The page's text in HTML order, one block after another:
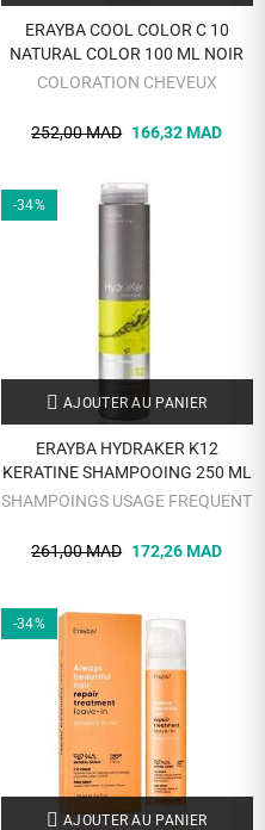
ERAYBA COOL COLOR C 10
NATURAL COLOR 100 ML NOIR
COLORATION CHEVEUX
252,00 MAD 166,32 MAD
-34%
AJOUTER AU PANIER
ERAYBA HYDRAKER K12
KERATINE SHAMPOOING 250 ML
SHAMPOINGS USAGE FREQUENT
261,00 MAD 172,26 MAD
-34%
AJOUTER AU PANIER